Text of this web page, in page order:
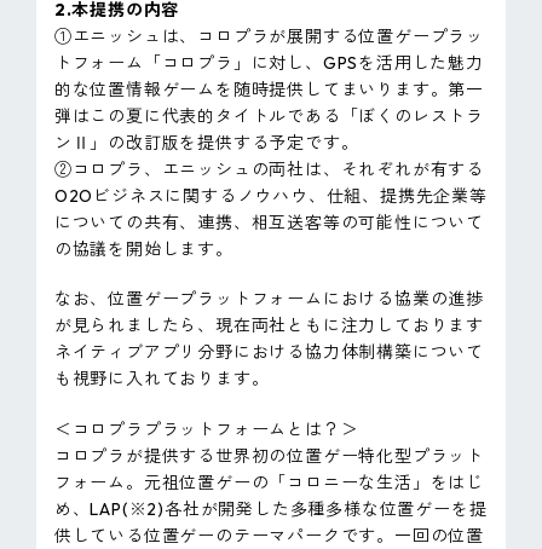
2.本提携の内容
①エニッシュは、コロプラが展開する位置ゲープラッ
トフォーム「コロプラ」に対し、GPSを活用した魅力
的な位置情報ゲームを随時提供してまいります。第一
弾はこの夏に代表的タイトルである「ぼくのレストラ
ンⅡ」の改訂版を提供する予定です。
②コロプラ、エニッシュの両社は、それぞれが有する
O2Oビジネスに関するノウハウ、仕組、提携先企業等
についての共有、連携、相互送客等の可能性について
の協議を開始します。
なお、位置ゲープラットフォームにおける協業の進捗
が見られましたら、現在両社ともに注力しております
ネイティブアプリ分野における協力体制構築について
も視野に入れております。
＜コロプラプラットフォームとは？＞
コロプラが提供する世界初の位置ゲー特化型プラット
フォーム。元祖位置ゲーの「コロニーな生活」をはじ
め、LAP(※2)各社が開発した多種多様な位置ゲーを提
供している位置ゲーのテーマパークです。一回の位置